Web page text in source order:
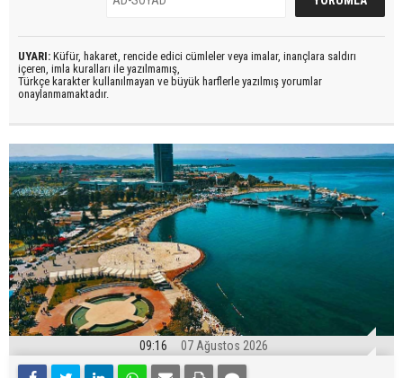
UYARI: Küfür, hakaret, rencide edici cümleler veya imalar, inançlara saldırı
içeren, imla kuralları ile yazılmamış,
Türkçe karakter kullanılmayan ve büyük harflerle yazılmış yorumlar
onaylanmamaktadır.
09:16 07 Ağustos 2026